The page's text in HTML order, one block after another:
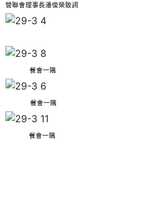
營聯會理事長潘俊榮致詞
餐會一隅
餐會一隅
餐會一隅